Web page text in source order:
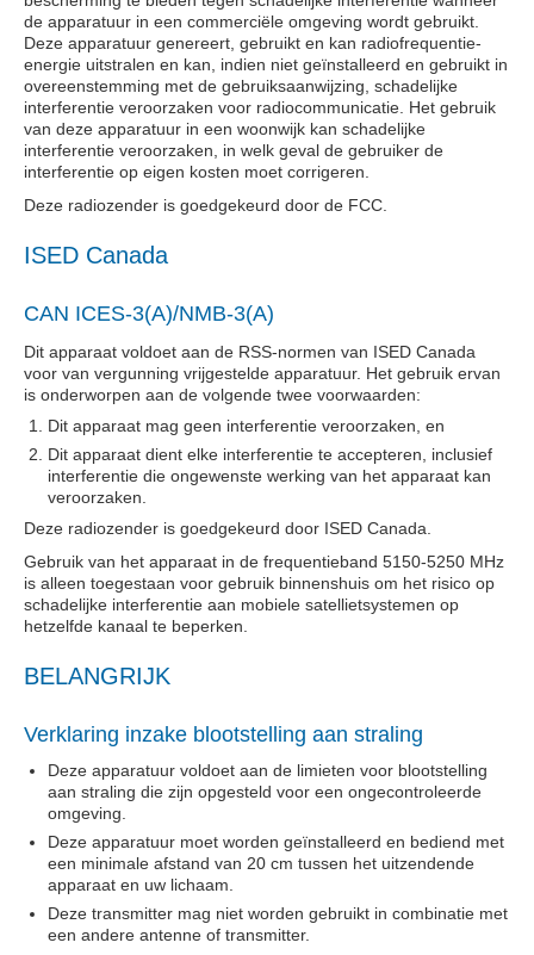
de apparatuur in een commerciële omgeving wordt gebruikt.
Deze apparatuur genereert, gebruikt en kan radiofrequentie-
energie uitstralen en kan, indien niet geïnstalleerd en gebruikt in
overeenstemming met de gebruiksaanwijzing, schadelijke
interferentie veroorzaken voor radiocommunicatie. Het gebruik
van deze apparatuur in een woonwijk kan schadelijke
interferentie veroorzaken, in welk geval de gebruiker de
interferentie op eigen kosten moet corrigeren.
Deze radiozender is goedgekeurd door de FCC.
ISED Canada
CAN ICES-3(A)/NMB-3(A)
Dit apparaat voldoet aan de RSS-normen van ISED Canada
voor van vergunning vrijgestelde apparatuur. Het gebruik ervan
is onderworpen aan de volgende twee voorwaarden:
Dit apparaat mag geen interferentie veroorzaken, en
Dit apparaat dient elke interferentie te accepteren, inclusief
interferentie die ongewenste werking van het apparaat kan
veroorzaken.
Deze radiozender is goedgekeurd door ISED Canada.
Gebruik van het apparaat in de frequentieband 5150-5250 MHz
is alleen toegestaan voor gebruik binnenshuis om het risico op
schadelijke interferentie aan mobiele satellietsystemen op
hetzelfde kanaal te beperken.
BELANGRIJK
Verklaring inzake blootstelling aan straling
Deze apparatuur voldoet aan de limieten voor blootstelling
aan straling die zijn opgesteld voor een ongecontroleerde
omgeving.
Deze apparatuur moet worden geïnstalleerd en bediend met
een minimale afstand van 20 cm tussen het uitzendende
apparaat en uw lichaam.
Deze transmitter mag niet worden gebruikt in combinatie met
een andere antenne of transmitter.